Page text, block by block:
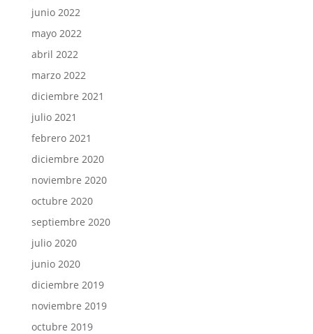
junio 2022
mayo 2022
abril 2022
marzo 2022
diciembre 2021
julio 2021
febrero 2021
diciembre 2020
noviembre 2020
octubre 2020
septiembre 2020
julio 2020
junio 2020
diciembre 2019
noviembre 2019
octubre 2019